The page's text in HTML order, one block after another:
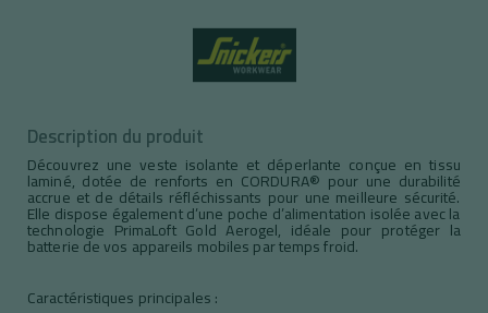
Description du produit
Découvrez une veste isolante et déperlante conçue en tissu
laminé, dotée de renforts en CORDURA® pour une durabilité
accrue et de détails réfléchissants pour une meilleure sécurité.
Elle dispose également d’une poche d’alimentation isolée avec la
technologie PrimaLoft Gold Aerogel, idéale pour protéger la
batterie de vos appareils mobiles par temps froid.
Caractéristiques principales :